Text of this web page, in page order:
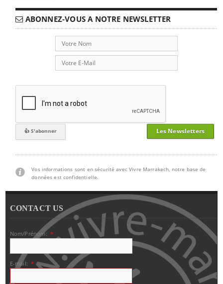
ABONNEZ-VOUS A NOTRE NEWSLETTER
Les Newsletters
Vos informations sont en sécurité avec Vivre Marrakech, notre base de
données est confidentielle.
CONTACT US
Nom/Prénom: *
E-mail: *